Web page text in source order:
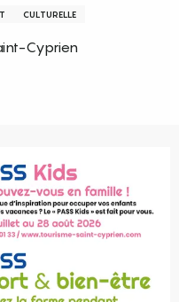
CULTURELLE
Cyprien